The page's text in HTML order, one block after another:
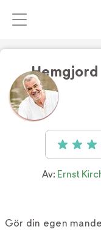
Hemgjord
Betyg:
Av: Ernst
Gör din egen